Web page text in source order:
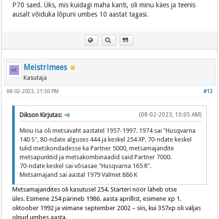
P70 saed. Üks, mis kuidagi maha kanti, oli minu käes ja teenis
ausalt võiduka lõpuni umbes 10 aastat tagasi.
Meistrimees
Kasutaja
#12
08-02-2023, 21:50 PM
(08-02-2023, 10:05 AM)
Dikson Kirjutas:
Minu isa oli metsavaht aastatel 1957-1997. 1974 sai "Husqvarna
140 S", 80-ndate alguses 444 ja keskel 254 XP. 70-ndate keskel
tulid metskondadesse ka Partner 5000, metsamajandite
metsapunktid ja metsakombinaadid said Partner 7000.
70-ndate keskel sai võsasae "Husqvarna 165 R".
Metsamajand sai aastal 1979 Valmet 886 K
Metsamajandites oli kasutusel 254. Starteri nöör läheb otse
üles. Esimene 254 pärineb 1986. aasta aprillist, esimene xp 1.
oktoober 1992 ja viimane september 2002 – siis, kui 357xp oli väljas
olnud umbes aasta.